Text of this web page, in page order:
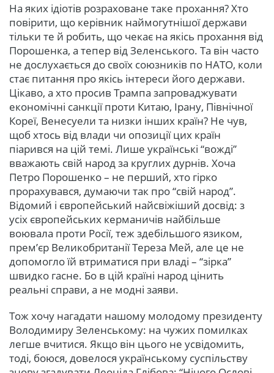
На яких ідіотів розраховане таке прохання? Хто
повірити, що керівник наймогутнішої держави
тільки те й робить, що чекає на якісь прохання від
Порошенка, а тепер від Зеленського. Та він часто
не дослухається до своїх союзників по НАТО, коли
стає питання про якісь інтереси його держави.
Цікаво, а хто просив Трампа запроваджувати
економічні санкції проти Китаю, Ірану, Північної
Кореї, Венесуели та низки інших країн? Не чув,
щоб хтось від влади чи опозиції цих країн
піарився на цій темі. Лише українські “вожді”
вважають свій народ за круглих дурнів. Хоча
Петро Порошенко – не перший, хто гірко
прорахувався, думаючи так про “свій народ”.
Відомий і європейський найсвіжіший досвід: з
усіх європейських керманичів найбільше
воювала проти Росії, теж здебільшого язиком,
прем’єр Великобританії Тереза Мей, але це не
допомогло їй втриматися при владі – “зірка”
швидко гасне. Бо в цій країні народ цінить
реальні справи, а не модні заяви.
Тож хочу нагадати нашому молодому президенту
Володимиру Зеленському: на чужих помилках
легше вчитися. Якщо він цього не усвідомить,
тоді, боюся, довелося українському суспільству